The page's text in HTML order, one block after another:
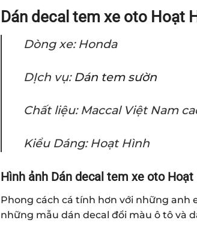
Dán decal tem xe oto Hoạt
Dòng xe: Honda
DỊch vụ: Dán tem sườn
Chất liệu: Maccal Việt Nam
Kiểu Dáng: Hoạt Hình
Hình ảnh Dán decal tem xe oto Hoạt
Phong cách cá tính hơn với những anh
những mẫu dán decal đổi màu ô tô và